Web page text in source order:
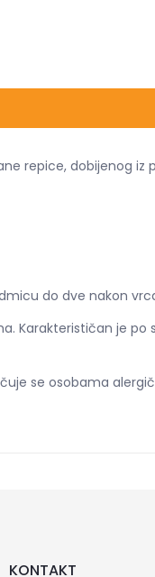
repice, dobijenog iz
do dve nakon
Karakterističan je po
se osobama
KONTAKT